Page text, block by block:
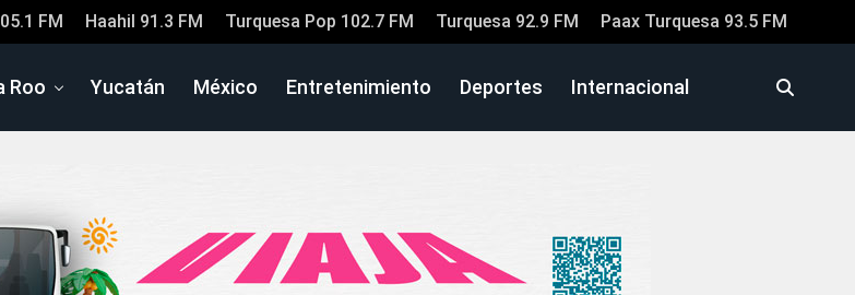
FM Haahil 91.3 FM Turquesa Pop 102.7 FM Turquesa 92.9 FM Paax Turquesa 93.5 FM
Roo Yucatán México Entretenimiento Deportes Internacional